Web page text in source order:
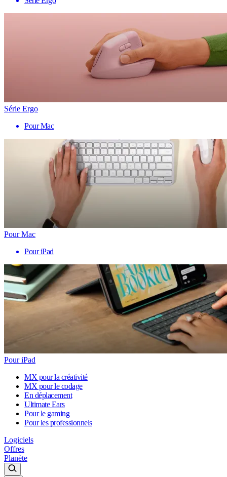
Série Ergo
Pour Mac
Pour Mac
Pour iPad
Pour iPad
MX pour la créativité
MX pour le codage
En déplacement
Ultimate Ears
Pour le gaming
Pour les professionnels
Logiciels
Offres
Planète